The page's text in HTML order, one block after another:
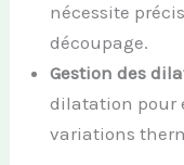
nécessite
découpage.
Gestion des
dilatation pour
variations